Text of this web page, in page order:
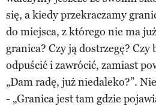
się, a kiedy przekraczamy
do miejsca, z którego nie ma
granica? Czy ją dostrzegę? Czy
odpuścić i zawrócić, zamiast
„Dam radę, już niedaleko?”.
- „Granica jest tam gdzie